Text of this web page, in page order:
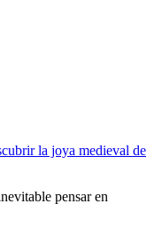
la joya medieval de
pensar en